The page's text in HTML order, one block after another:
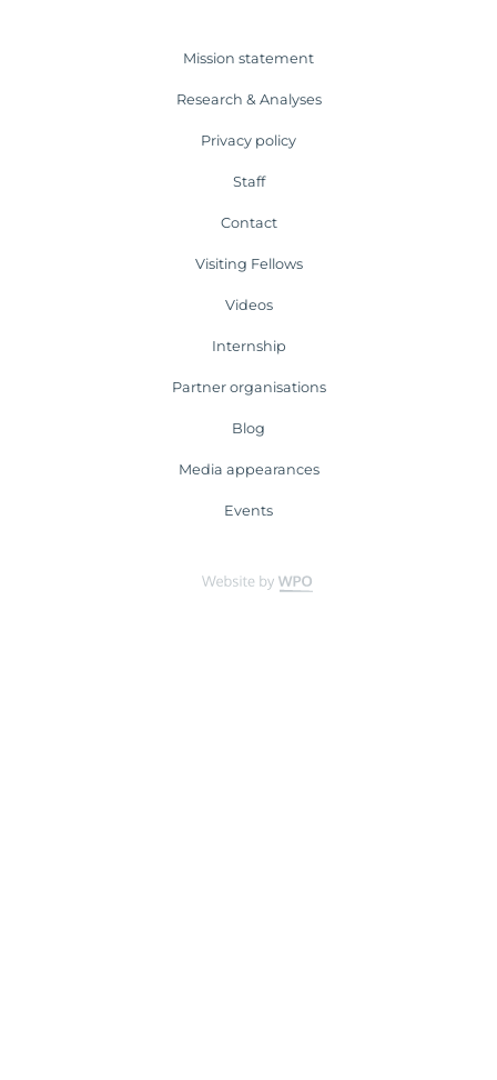
Mission statement
Research & Analyses
Privacy policy
Staff
Contact
Visiting Fellows
Videos
Internship
Partner organisations
Blog
Media appearances
Events